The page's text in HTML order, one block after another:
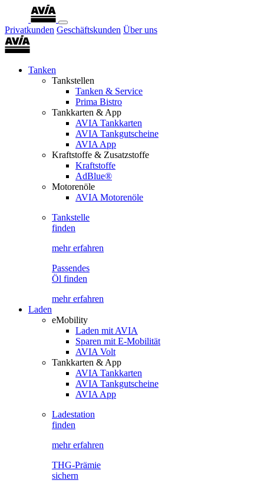
Privatkunden Geschäftskunden Über uns
Tanken
Tankstellen
Tanken & Service
Prima Bistro
Tankkarten & App
AVIA Tankkarten
AVIA Tankgutscheine
AVIA App
Kraftstoffe & Zusatzstoffe
Kraftstoffe
AdBlue®
Motorenöle
AVIA Motorenöle
Tankstelle
finden
mehr erfahren
Passendes
Öl finden
mehr erfahren
Laden
eMobility
Laden mit AVIA
Sparen mit E-Mobilität
AVIA Volt
Tankkarten & App
AVIA Tankkarten
AVIA Tankgutscheine
AVIA App
Ladestation
finden
mehr erfahren
THG-Prämie
sichern